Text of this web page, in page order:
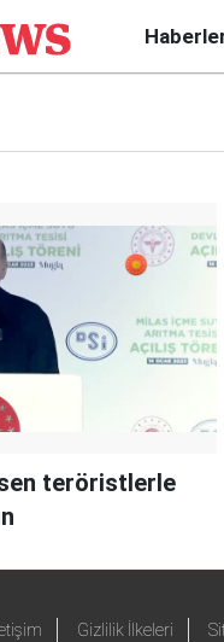
teröristlerle
Gizlilik İlkeleri